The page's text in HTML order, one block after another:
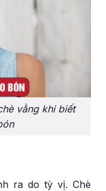
vằng khi biết
ra do tỳ vị. Chè